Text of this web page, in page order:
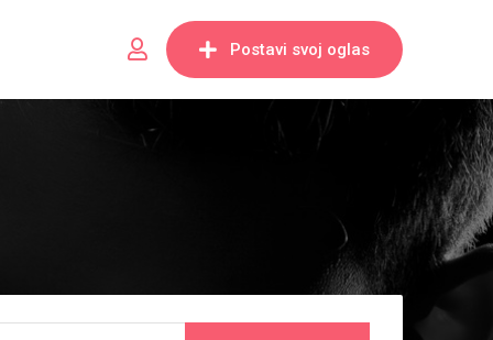
Postavi svoj oglas